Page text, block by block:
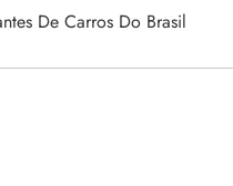
De Carros Do Brasil